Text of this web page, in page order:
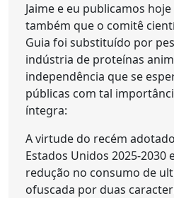
Jaime e eu publicamos
também que o comitê
Guia foi substituído por
indústria de proteínas
independência que se
públicas com tal
íntegra:
A virtude do recém
Estados Unidos 2025-2030
redução no consumo de
ofuscada por duas